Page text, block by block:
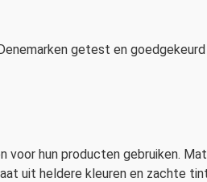
getest en
hun producten gebruiken.
uit heldere kleuren en zachte